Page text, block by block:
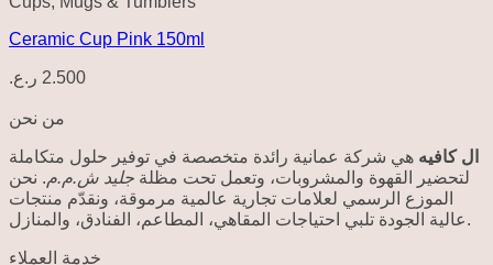
Ceramic Cup Pink 150ml
2.500 ر.ع.
من نحن
ال كافيه هي شركة عمانية رائدة متخصصة في توفير حلول متكاملة
لتحضير القهوة والمشروبات، وتعمل تحت مظلة جليد ش.م.م. نحن
الموزع الرسمي لعلامات تجارية عالمية مرموقة، ونقدّم منتجات
عالية الجودة تلبي احتياجات المقاهي، المطاعم، الفنادق، والمنازل.
خدمة العملاء